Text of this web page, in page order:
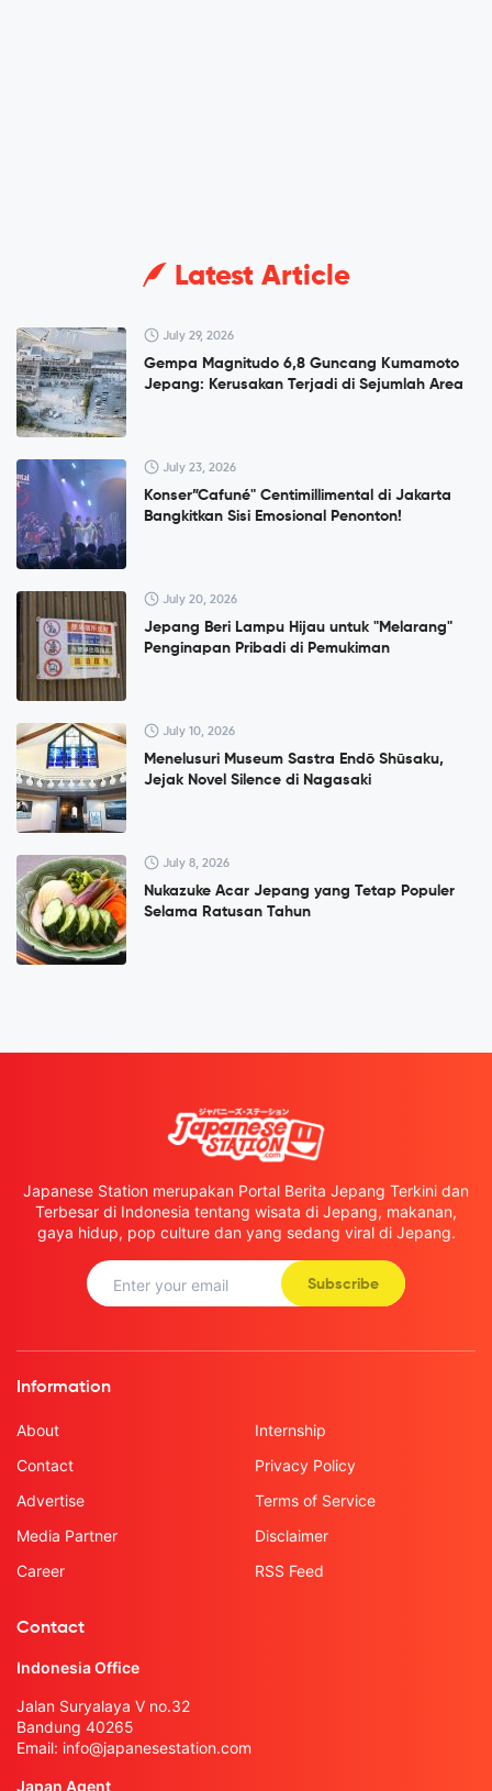
Latest Article
July 29, 2026
Gempa Magnitudo 6,8 Guncang Kumamoto
Jepang: Kerusakan Terjadi di Sejumlah Area
July 23, 2026
Konser”Cafuné" Centimillimental di Jakarta
Bangkitkan Sisi Emosional Penonton!
July 20, 2026
Jepang Beri Lampu Hijau untuk "Melarang"
Penginapan Pribadi di Pemukiman
July 10, 2026
Menelusuri Museum Sastra Endō Shūsaku,
Jejak Novel Silence di Nagasaki
July 8, 2026
Nukazuke Acar Jepang yang Tetap Populer
Selama Ratusan Tahun
Japanese Station merupakan Portal Berita Jepang Terkini dan
Terbesar di Indonesia tentang wisata di Jepang, makanan,
gaya hidup, pop culture dan yang sedang viral di Jepang.
Subscribe
Information
About
Contact
Advertise
Media Partner
Career
Internship
Privacy Policy
Terms of Service
Disclaimer
RSS Feed
Contact
Indonesia Office
Jalan Suryalaya V no.32
Bandung 40265
Email: info@japanesestation.com
Japan Agent